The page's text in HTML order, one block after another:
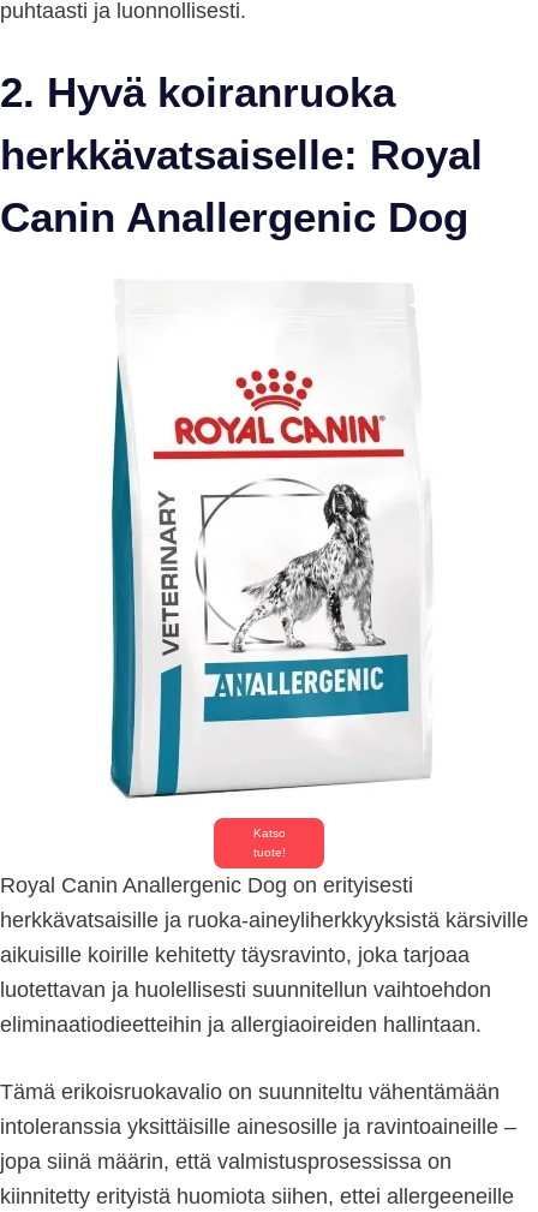
puhtaasti ja luonnollisesti.
2. Hyvä koiranruoka
herkkävatsaiselle: Royal
Canin Anallergenic Dog
Katso
tuote!
Royal Canin Anallergenic Dog on erityisesti
herkkävatsaisille ja ruoka-aineyliherkkyyksistä kärsiville
aikuisille koirille kehitetty täysravinto, joka tarjoaa
luotettavan ja huolellisesti suunnitellun vaihtoehdon
eliminaatiodieetteihin ja allergiaoireiden hallintaan.
Tämä erikoisruokavalio on suunniteltu vähentämään
intoleranssia yksittäisille ainesosille ja ravintoaineille –
jopa siinä määrin, että valmistusprosessissa on
kiinnitetty erityistä huomiota siihen, ettei allergeeneille